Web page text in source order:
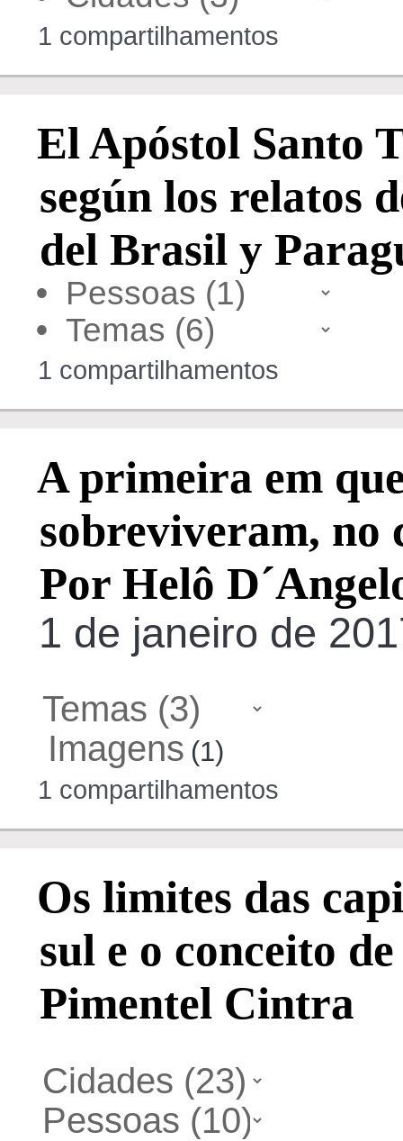
1 compartilhamentos
El Apóstol Santo
según los relatos
del Brasil y
•
•
1 compartilhamentos
A primeira em
sobreviveram, no
Por Helô
1 de janeiro de
Imagens(1)
1 compartilhamentos
Os limites das
sul e o conceito
Pimentel Cintra